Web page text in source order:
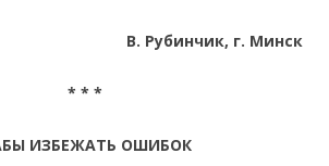
В. Рубинчик, г. Минск
* * *
ИЗБЕЖАТЬ ОШИБОК